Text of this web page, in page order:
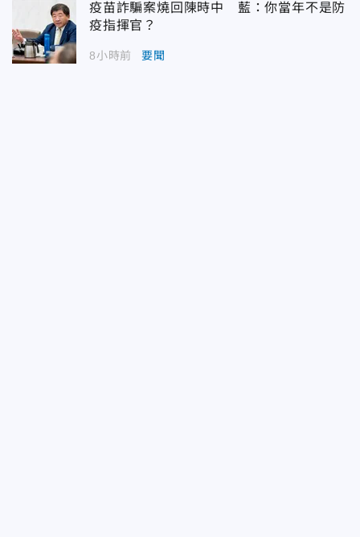
疫苗詐騙案燒回陳時中 藍：你當年不是防
疫指揮官？
8小時前 要聞